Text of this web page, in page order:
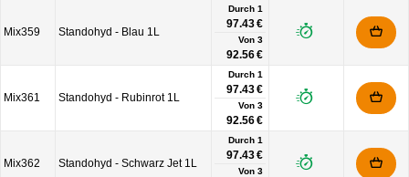
Mix359 Standohyd - Blau 1L
Durch 1
97.43 €
Von 3
92.56 €
Mix361 Standohyd - Rubinrot 1L
Durch 1
97.43 €
Von 3
92.56 €
Mix362 Standohyd - Schwarz Jet 1L
Durch 1
97.43 €
Von 3